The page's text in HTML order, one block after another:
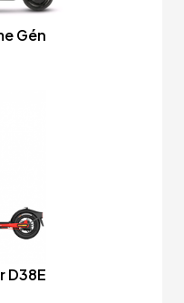
Gén
D38E